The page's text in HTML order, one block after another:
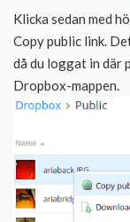
Klicka sedan med
Copy public link.
då du loggat in där
Dropbox-mappen.